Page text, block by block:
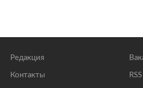
Редакция
Контакты RSS